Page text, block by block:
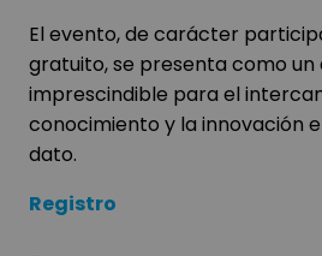
El evento, de carácter
gratuito, se presenta como un
imprescindible para el
conocimiento y la innovación
dato.
Registro